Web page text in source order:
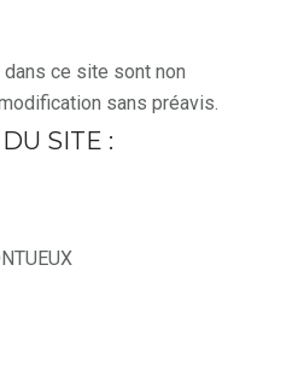
ce site sont non
sans préavis.
SITE :